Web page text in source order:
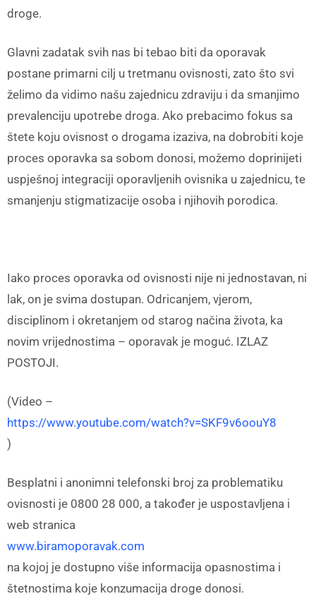
droge.
Glavni zadatak svih nas bi tebao biti da oporavak
postane primarni cilj u tretmanu ovisnosti, zato što svi
želimo da vidimo našu zajednicu zdraviju i da smanjimo
prevalenciju upotrebe droga. Ako prebacimo fokus sa
štete koju ovisnost o drogama izaziva, na dobrobiti koje
proces oporavka sa sobom donosi, možemo doprinijeti
uspješnoj integraciji oporavljenih ovisnika u zajednicu, te
smanjenju stigmatizacije osoba i njihovih porodica.
Iako proces oporavka od ovisnosti nije ni jednostavan, ni
lak, on je svima dostupan. Odricanjem, vjerom,
disciplinom i okretanjem od starog načina života, ka
novim vrijednostima – oporavak je moguć. IZLAZ
POSTOJI.
(Video –
https://www.youtube.com/watch?v=SKF9v6oouY8
)
Besplatni i anonimni telefonski broj za problematiku
ovisnosti je 0800 28 000, a također je uspostavljena i
web stranica
www.biramoporavak.com
na kojoj je dostupno više informacija opasnostima i
štetnostima koje konzumacija droge donosi.